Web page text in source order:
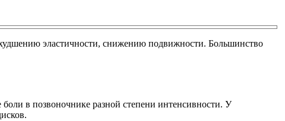
эластичности, снижению подвижности. Большинство
в позвоночнике разной степени интенсивности. У